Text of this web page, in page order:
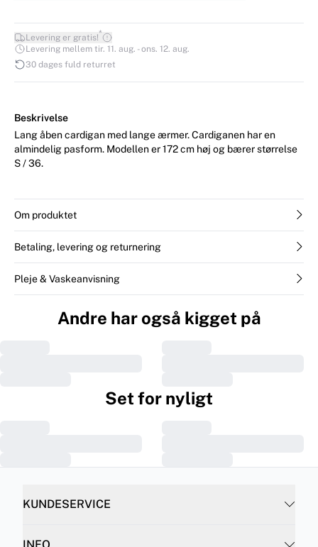
Levering er gratis!*
Levering mellem tir. 11. aug. - ons. 12. aug.
30 dages fuld returret
Beskrivelse
Lang åben cardigan med lange ærmer. Cardiganen har en
almindelig pasform. Modellen er 172 cm høj og bærer størrelse
S / 36.
Om produktet
Betaling, levering og returnering
Pleje & Vaskeanvisning
Andre har også kigget på
Set for nyligt
KUNDESERVICE
INFO